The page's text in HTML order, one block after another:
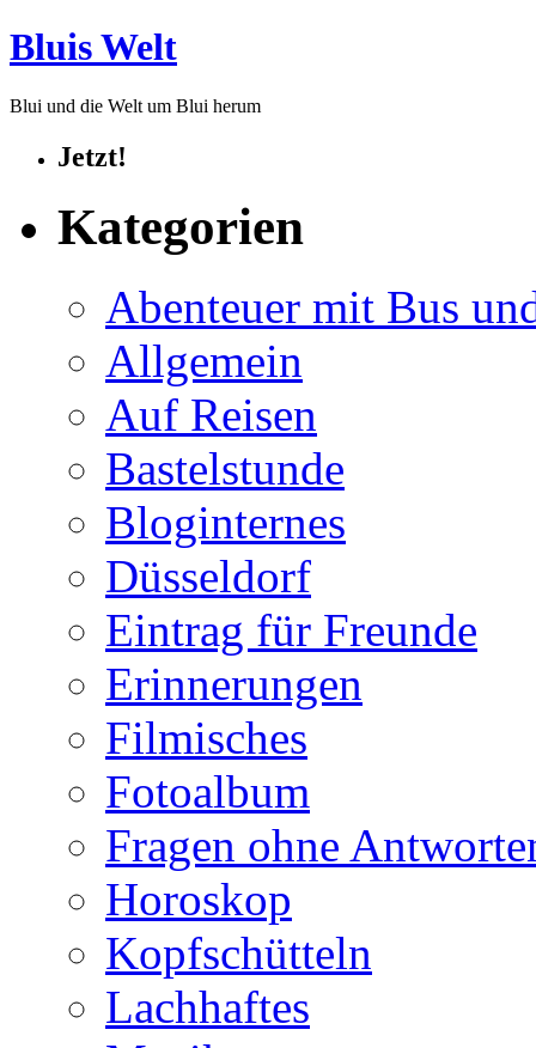
Bluis Welt
Blui und die Welt um Blui herum
Jetzt!
Kategorien
Abenteuer mit Bus
Allgemein
Auf Reisen
Bastelstunde
Bloginternes
Düsseldorf
Eintrag für Freunde
Erinnerungen
Filmisches
Fotoalbum
Fragen ohne
Horoskop
Kopfschütteln
Lachhaftes